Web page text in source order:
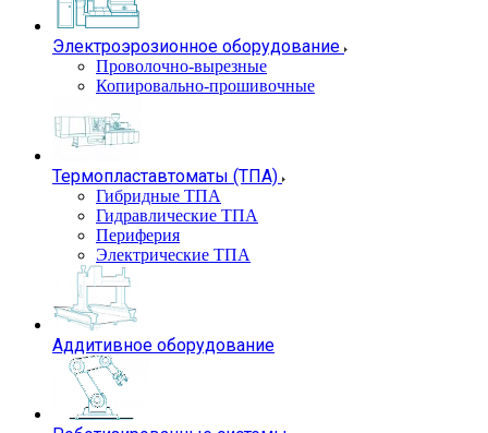
Электроэрозионное оборудование
Проволочно-вырезные
Копировально-прошивочные
Термопластавтоматы (ТПА)
Гибридные ТПА
Гидравлические ТПА
Периферия
Электрические ТПА
Аддитивное оборудование